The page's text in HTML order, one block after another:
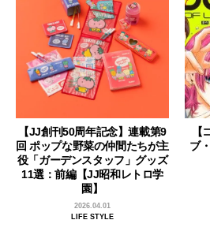
【JJ創刊50周年記念】連載第9
回 ポップな野菜の仲間たちが主
役「ガーデンスタッフ」グッズ
11選：前編【JJ昭和レトロ学
園】
2026.04.01
LIFE STYLE
ブ